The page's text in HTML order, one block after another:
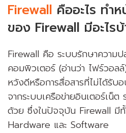
Firewall คืออะไร ทำ
ของ Firewall มีอะไร
Firewall คือ ระบบรักษาความ
คอมพิวเตอร์ (อ่านว่า ไฟร์วอล
หวังดีหรือการสื่อสารที่ไม่ได้รั
จากระบบเครือข่ายอินเตอร์เน็
ด้วย ซึ่งในปัจจุบัน Firewall มี
Hardware และ Software